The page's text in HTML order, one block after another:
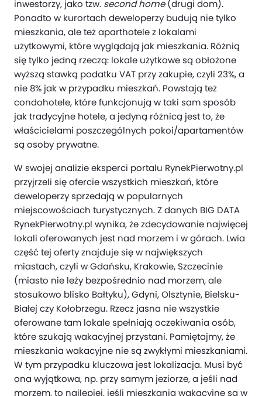
inwestorzy, jako tzw. second home(drugi dom).
Ponadto w kurortach deweloperzy budują nie tylko
mieszkania, ale też aparthotele z lokalami
użytkowymi, które wyglądają jak mieszkania. Różnią
się tylko jedną rzeczą: lokale użytkowe są obłożone
wyższą stawką podatku VAT przy zakupie, czyli 23%, a
nie 8% jak w przypadku mieszkań. Powstają też
condohotele, które funkcjonują w taki sam sposób
jak tradycyjne hotele, a jedyną różnicą jest to, że
właścicielami poszczególnych pokoi/apartamentów
są osoby prywatne.
W swojej analizie eksperci portalu RynekPierwotny.pl
przyjrzeli się ofercie wszystkich mieszkań, które
deweloperzy sprzedają w popularnych
miejscowościach turystycznych. Z danych BIG DATA
RynekPierwotny.pl wynika, że zdecydowanie najwięcej
lokali oferowanych jest nad morzem i w górach. Lwia
część tej oferty znajduje się w największych
miastach, czyli w Gdańsku, Krakowie, Szczecinie
(miasto nie leży bezpośrednio nad morzem, ale
stosukowo blisko Bałtyku), Gdyni, Olsztynie, Bielsku-
Białej czy Kołobrzegu. Rzecz jasna nie wszystkie
oferowane tam lokale spełniają oczekiwania osób,
które szukają wakacyjnej przystani. Pamiętajmy, że
mieszkania wakacyjne nie są zwykłymi mieszkaniami.
W tym przypadku kluczowa jest lokalizacja. Musi być
ona wyjątkowa, np. przy samym jeziorze, a jeśli nad
morzem, to najlepiej, jeśli mieszkania wakacyjne są w